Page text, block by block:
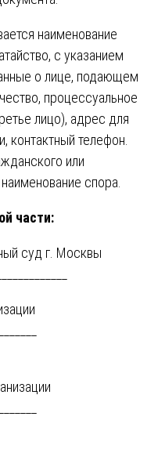
наименование
с указанием
о лице, подающем
процессуальное
лицо), адрес для
контактный телефон.
или
спора.
части:
суд г. Москвы